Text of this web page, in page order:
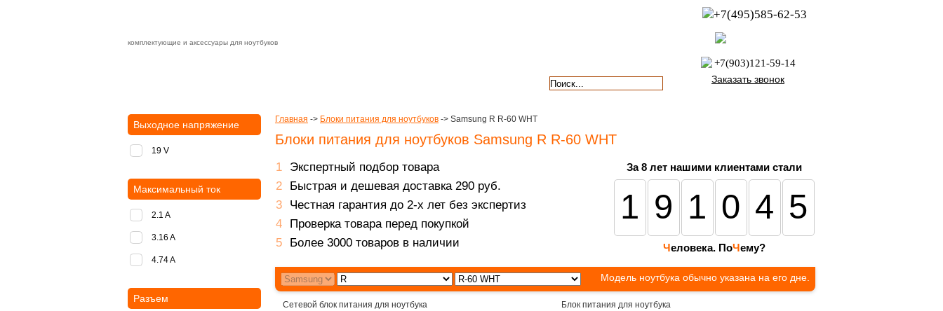
комплектующие и аксессуары для ноутбуков
+7(495)585-62-53
+7(903)121-59-14
Заказать звонок
Главная -> Блоки питания для ноутбуков -> Samsung R R-60 WHT
Блоки питания для ноутбуков Samsung R R-60 WHT
Экспертный подбор товара
Быстрая и дешевая доставка 290 руб.
Честная гарантия до 2-х лет без экспертиз
Проверка товара перед покупкой
Более 3000 товаров в наличии
За 8 лет нашими клиентами стали
191045
Человека. ПоЧему?
Модель ноутбука обычно указана на его дне.
Сетевой блок питания для ноутбука Блок питания для ноутбука
Выходное напряжение
19 V
Максимальный ток
2.1 A
3.16 A
4.74 A
Разъем